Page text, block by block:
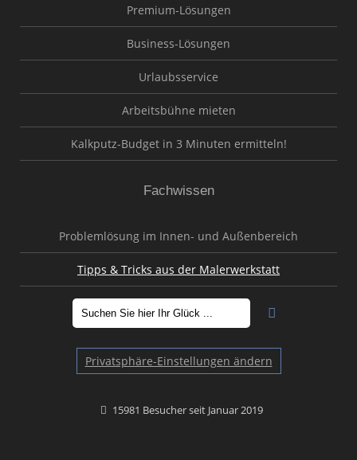
Premium-Lösungen
Business-Lösungen
Urlaubsservice
Arbeitsbühne mieten
Kalkputz-Budget in 3 Minuten ermitteln!
Fachwissen
Problemlösung im Innen- und Außenbereich
Tipps & Tricks aus der Malerwerkstatt
Privatsphäre-Einstellungen ändern
15981 Besucher seit Januar 2019